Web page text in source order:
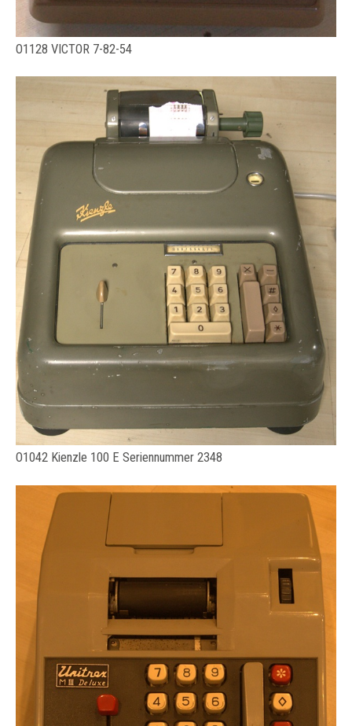
O1128 VICTOR 7-82-54
O1042 Kienzle 100 E Seriennummer 2348